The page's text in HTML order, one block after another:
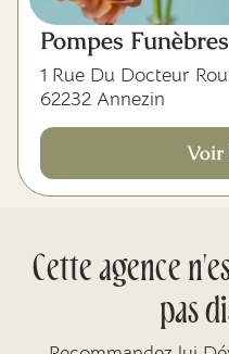
Pompes
1 Rue Du Docteur
62232 Annezin
Voir
Cette agence
pas